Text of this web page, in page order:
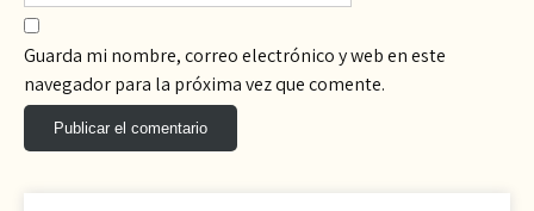
Guarda mi nombre, correo electrónico y web en este
navegador para la próxima vez que comente.